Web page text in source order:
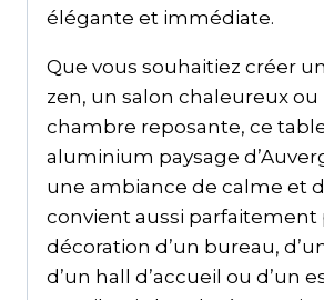
élégante et immédiate.
Que vous souhaitiez créer
zen, un salon chaleureux ou
chambre reposante, ce
aluminium paysage
une ambiance de calme et
convient aussi parfaitement
décoration d’un bureau,
d’un hall d’accueil ou d’un